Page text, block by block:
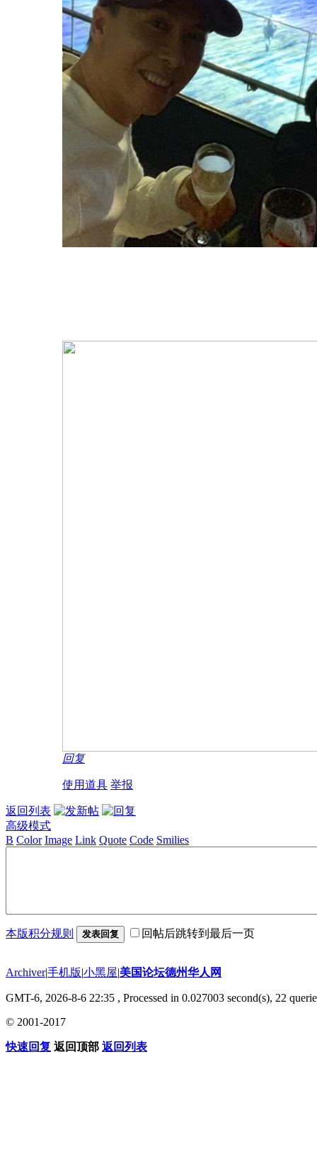
回复
使用道具 举报
返回列表
高级模式
B Color Image Link Quote Code Smilies
本版积分规则 发表回复 回帖后跳转到最后一页
Archiver|手机版|小黑屋|美国论坛德州华人网
GMT-6, 2026-8-6 22:35 , Processed in 0.027003 second(s), 22
© 2001-2017
快速回复 返回顶部 返回列表